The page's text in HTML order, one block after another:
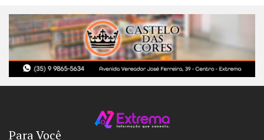
Para Você